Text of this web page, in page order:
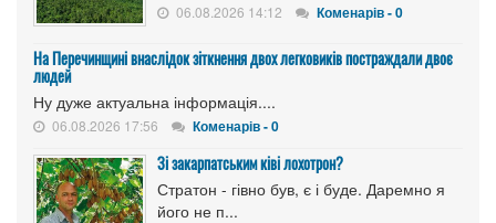
06.08.2026 14:12 Коменарів - 0
На Перечинщині внаслідок зіткнення двох легковиків постраждали двоє
людей
Ну дуже актуальна інформація....
06.08.2026 17:56 Коменарів - 0
Зі закарпатським ківі лохотрон?
Стратон - гівно був, є і буде. Даремно я
його не п...